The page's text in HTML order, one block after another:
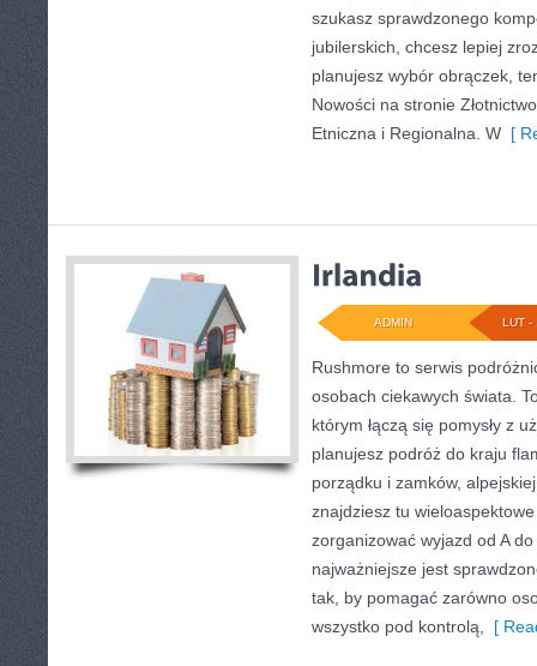
szukasz sprawdzonego
jubilerskich, chcesz lepiej
planujesz wybór obrączek,
Nowości na stronie
Etniczna i Regionalna. W [
LUT -
ADMIN
Rushmore to serwis
osobach ciekawych świata.
którym łączą się pomysły z
planujesz podróż do kraju
porządku i zamków,
znajdziesz tu
zorganizować wyjazd od A
najważniejsze jest
tak, by pomagać zarówno
wszystko pod kontrolą,
[